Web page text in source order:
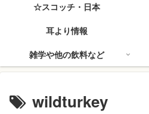
☆スコッチ・日本
耳より情報
雑学や他の飲料など
wildturkey